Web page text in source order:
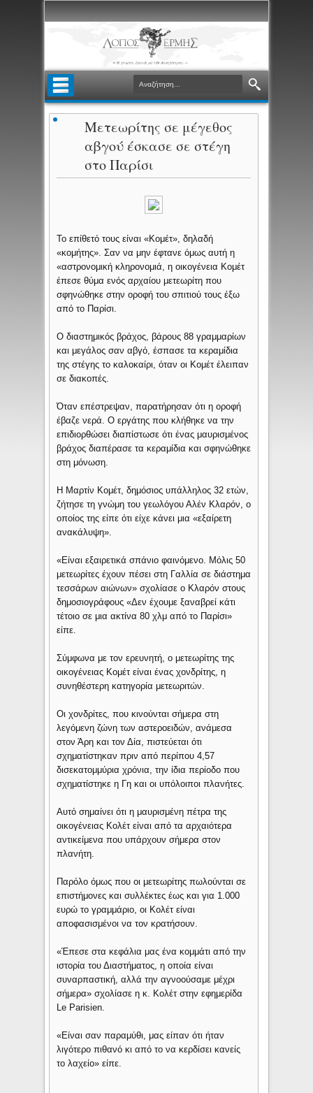
Μετεωρίτης σε μέγεθος
αβγού έσκασε σε στέγη
στο Παρίσι
To επίθετό τους είναι «Κομέτ», δηλαδή
«κομήτης». Σαν να μην έφτανε όμως αυτή η
«αστρονομική κληρονομιά, η οικογένεια Κομέτ
έπεσε θύμα ενός αρχαίου μετεωρίτη που
σφηνώθηκε στην οροφή του σπιτιού τους έξω
από το Παρίσι.
Ο διαστημικός βράχος, βάρους 88 γραμμαρίων
και μεγάλος σαν αβγό, έσπασε τα κεραμίδια
της στέγης το καλοκαίρι, όταν οι Κομέτ έλειπαν
σε διακοπές.
Όταν επέστρεψαν, παρατήρησαν ότι η οροφή
έβαζε νερά. Ο εργάτης που κλήθηκε να την
επιδιορθώσει διαπίστωσε ότι ένας μαυρισμένος
βράχος διαπέρασε τα κεραμίδια και σφηνώθηκε
στη μόνωση.
Η Μαρτίν Κομέτ, δημόσιος υπάλληλος 32 ετών,
ζήτησε τη γνώμη του γεωλόγου Αλέν Κλαρόν, ο
οποίος της είπε ότι είχε κάνει μια «εξαίρετη
ανακάλυψη».
«Είναι εξαιρετικά σπάνιο φαινόμενο. Μόλις 50
μετεωρίτες έχουν πέσει στη Γαλλία σε διάστημα
τεσσάρων αιώνων» σχολίασε ο Κλαρόν στους
δημοσιογράφους «Δεν έχουμε ξαναβρεί κάτι
τέτοιο σε μια ακτίνα 80 χλμ από το Παρίσι»
είπε.
Σύμφωνα με τον ερευνητή, ο μετεωρίτης της
οικογένειας Κομέτ είναι ένας χονδρίτης, η
συνηθέστερη κατηγορία μετεωριτών.
Οι χονδρίτες, που κινούνται σήμερα στη
λεγόμενη ζώνη των αστεροειδών, ανάμεσα
στον Άρη και τον Δία, πιστεύεται ότι
σχηματίστηκαν πριν από περίπου 4,57
δισεκατομμύρια χρόνια, την ίδια περίοδο που
σχηματίστηκε η Γη και οι υπόλοιποι πλανήτες.
Αυτό σημαίνει ότι η μαυρισμένη πέτρα της
οικογένειας Κολέτ είναι από τα αρχαιότερα
αντικείμενα που υπάρχουν σήμερα στον
πλανήτη.
Παρόλο όμως που οι μετεωρίτης πωλούνται σε
επιστήμονες και συλλέκτες έως και για 1.000
ευρώ το γραμμάριο, οι Κολέτ είναι
αποφασισμένοι να τον κρατήσουν.
«Έπεσε στα κεφάλια μας ένα κομμάτι από την
ιστορία του Διαστήματος, η οποία είναι
συναρπαστική, αλλά την αγνοούσαμε μέχρι
σήμερα» σχολίασε η κ. Κολέτ στην εφημερίδα
Le Parisien.
«Είναι σαν παραμύθι, μας είπαν ότι ήταν
λιγότερο πιθανό κι από το να κερδίσει κανείς
το λαχείο» είπε.